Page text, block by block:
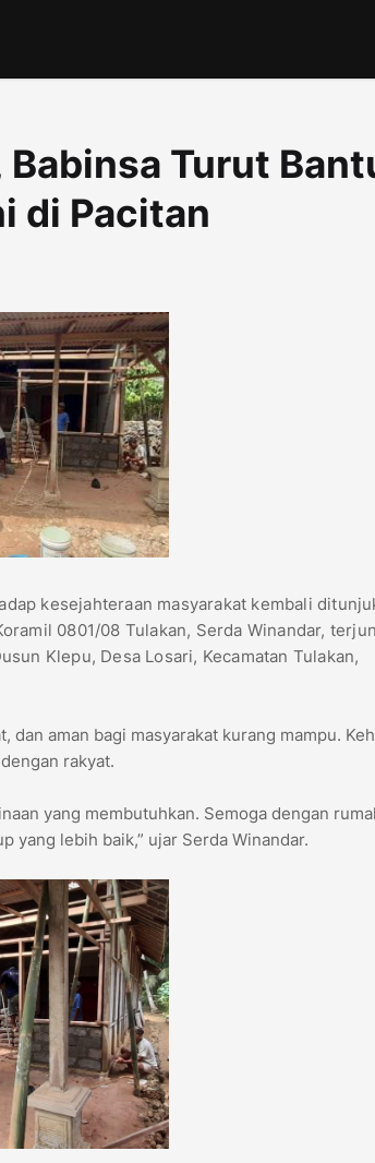
Turut
di Pacitan
kesejahteraan masyarakat kembali
0801/08 Tulakan, Serda Winandar,
Klepu, Desa Losari, Kecamatan Tulakan,
aman bagi masyarakat kurang mampu.
rakyat.
yang membutuhkan. Semoga dengan
yang lebih baik,” ujar Serda Winandar.